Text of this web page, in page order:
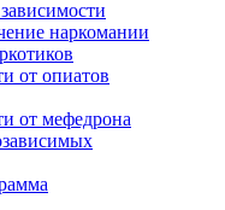
наркомании
от опиатов
от мефедрона